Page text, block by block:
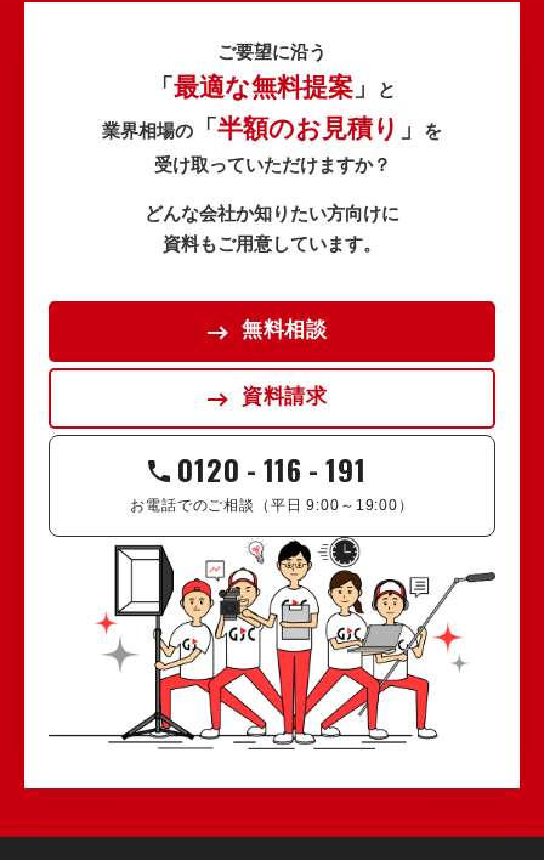
ご要望に沿う
「 最適な無料提案」
と
業界相場の
「 半額のお見積り 」
を
受け取っていただけますか？
どんな会社か知りたい方向けに
資料もご用意しています。
無料相談
資料請求
0120 -116 -191
お電話でのご相談（平日 9:00～19:00）